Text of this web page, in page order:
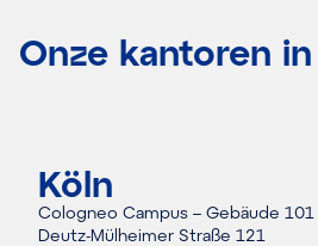
Onze kantoren in
Köln
Cologneo Campus – Gebäude 101
Deutz-Mülheimer Straße 121